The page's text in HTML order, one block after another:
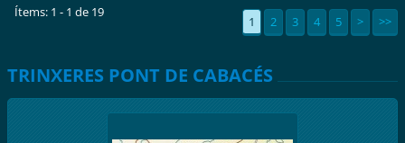
Ítems: 1 - 1 de 19
1 2 3 4 5 > >>
TRINXERES PONT DE CABACÉS